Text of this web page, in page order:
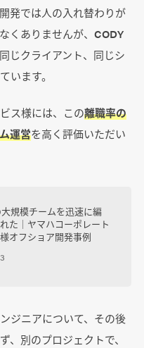
発では人の入れ替わりが
くありませんが、CODY
じクライアント、同じシ
います。
ス様には、この離職率の
運営を高く評価いただい
規模チームを迅速に編
た｜ヤマハコーポレート
オフショア開発事例
ジニアについて、その後
、別のプロジェクトで、